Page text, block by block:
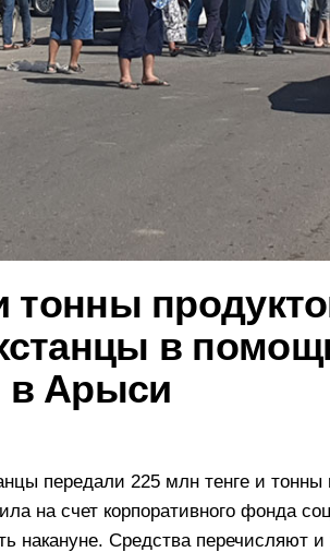
тонны
в
в Арыси
передали 225 млн тенге и тонны
на счет корпоративного фонда
накануне. Средства перечисляют